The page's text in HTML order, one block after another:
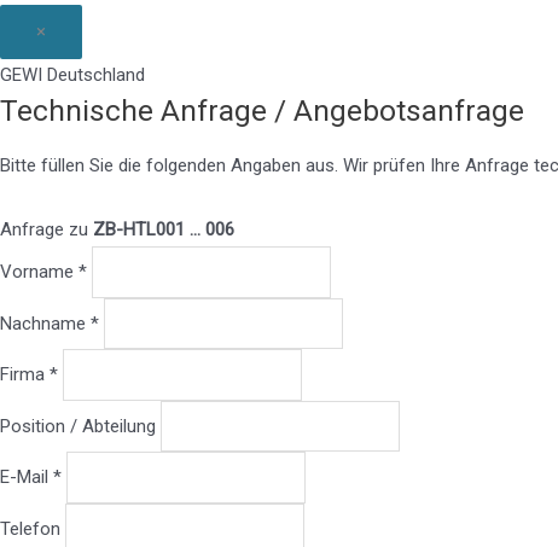
×
GEWI Deutschland
Technische Anfrage / Angebotsanfrage
Bitte füllen Sie die folgenden Angaben aus. Wir prüfen Ihre Anfrage
Anfrage zu ZB-HTL001 … 006
Vorname *
Nachname *
Firma *
Position / Abteilung
E-Mail *
Telefon